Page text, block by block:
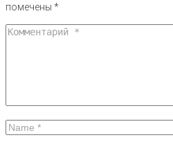
помечены *